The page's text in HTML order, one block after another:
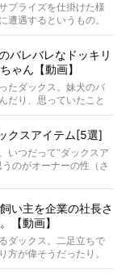
プライズを仕掛けた様
遭遇するというもの。
付いて追いかけたり、
バレバレなドッキリ
ゃん【動画】
たダックス。妹犬のバ
だり、思っていたこと
み全開なダックスの様
クスアイテム[5選]
いつだって“ダックスア
のがオーナーの性（さ
い主を企業の社長さ
【動画】
ダックス。二足立ちで
方が偉そうだったり。
姿は、もう人間にしか